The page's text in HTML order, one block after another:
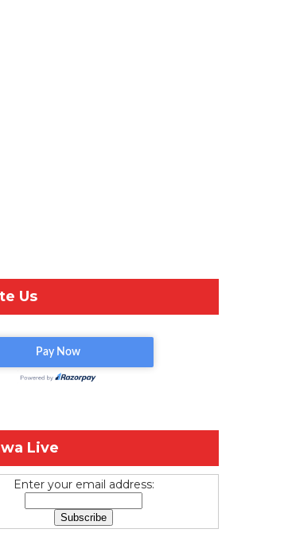
Us
Live
Enter your email address: